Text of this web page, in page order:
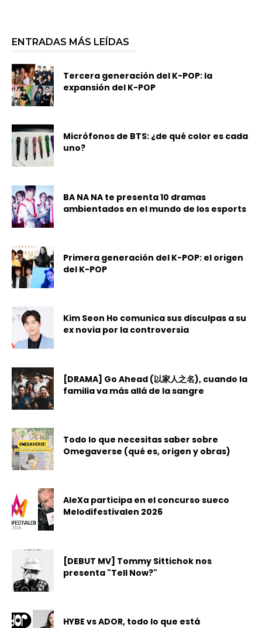
ENTRADAS MÁS LEÍDAS
Tercera generación del K-POP: la
expansión del K-POP
Micrófonos de BTS: ¿de qué color es cada
uno?
BA NA NA te presenta 10 dramas
ambientados en el mundo de los esports
Primera generación del K-POP: el origen
del K-POP
Kim Seon Ho comunica sus disculpas a su
ex novia por la controversia
[DRAMA] Go Ahead (以家人之名), cuando la
familia va más allá de la sangre
Todo lo que necesitas saber sobre
Omegaverse (qué es, origen y obras)
AleXa participa en el concurso sueco
Melodifestivalen 2026
[DEBUT MV] Tommy Sittichok nos
presenta "Tell Now?"
HYBE vs ADOR, todo lo que está